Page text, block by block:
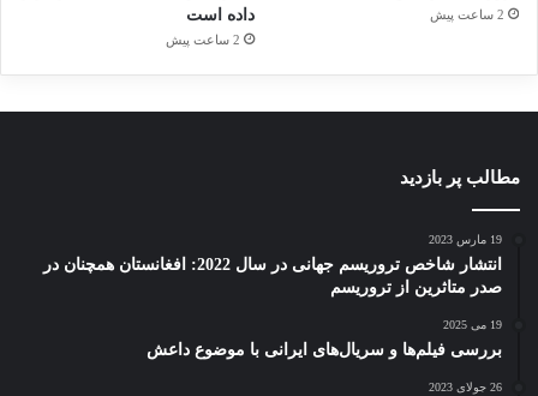
2 ساعت پیش
داده است
2 ساعت پیش
مطالب پر بازدید
19 مارس 2023
انتشار شاخص تروریسم جهانی در سال 2022: افغانستان همچنان در
صدر متاثرین از تروریسم
19 می 2025
بررسی فیلم‌ها و سریال‌های ایرانی با موضوع داعش
26 جولای 2023